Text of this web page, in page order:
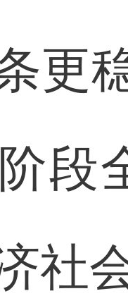
更
段
社